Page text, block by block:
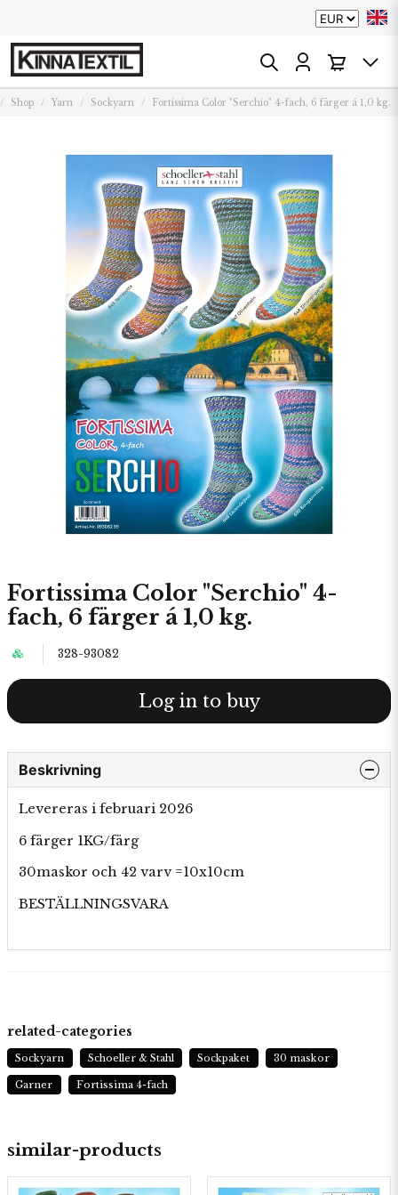
Shop Yarn Sockyarn Fortissima Color "Serchio" 4-fach, 6 färger á 1,0 kg.
Fortissima Color "Serchio" 4-
fach, 6 färger á 1,0 kg.
328-93082
Log in to buy
Beskrivning
Levereras i februari 2026
6 färger 1KG/färg
30maskor och 42 varv =10x10cm
BESTÄLLNINGSVARA
similar-products
related-categories
Sockyarn Schoeller & Stahl Sockpaket 30 maskor
Garner Fortissima 4-fach